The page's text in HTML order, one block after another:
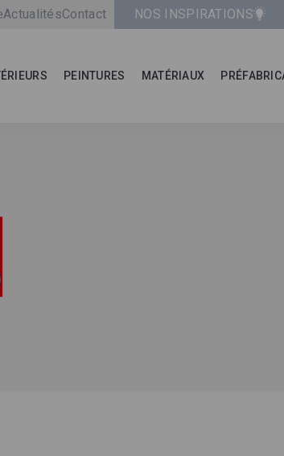
PEINTURES MATÉRIAUX
ActualitésContact NOS INSPIRATIONS